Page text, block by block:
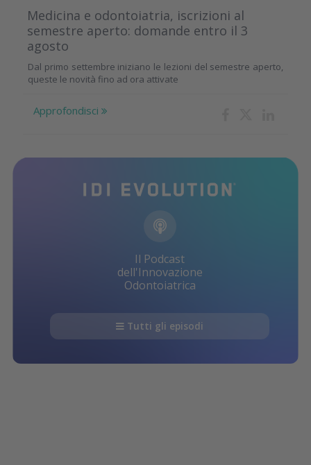
Medicina e odontoiatria, iscrizioni al
semestre aperto: domande entro il 3
agosto
Dal primo settembre iniziano le lezioni del semestre aperto,
queste le novità fino ad ora attivate
Approfondisci
Il Podcast
dell'Innovazione
Odontoiatrica
Tutti gli episodi